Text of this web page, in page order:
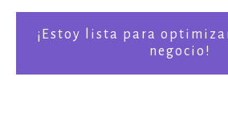
¡Estoy lista para
negocio!